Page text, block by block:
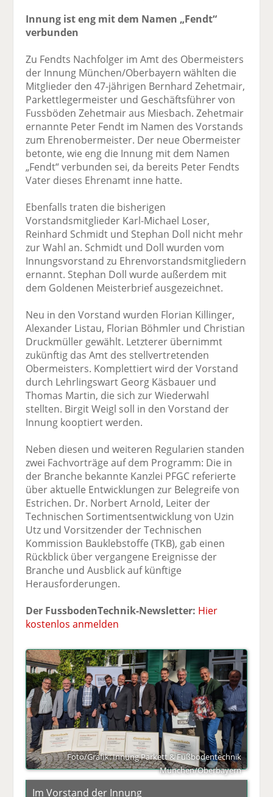
Innung ist eng mit dem Namen „Fendt“
verbunden
Zu Fendts Nachfolger im Amt des Obermeisters
der Innung München/Oberbayern wählten die
Mitglieder den 47-jährigen Bernhard Zehetmair,
Parkettlegermeister und Geschäftsführer von
Fussböden Zehetmair aus Miesbach. Zehetmair
ernannte Peter Fendt im Namen des Vorstands
zum Ehrenobermeister. Der neue Obermeister
betonte, wie eng die Innung mit dem Namen
„Fendt“ verbunden sei, da bereits Peter Fendts
Vater dieses Ehrenamt inne hatte.
Ebenfalls traten die bisherigen
Vorstandsmitglieder Karl-Michael Loser,
Reinhard Schmidt und Stephan Doll nicht mehr
zur Wahl an. Schmidt und Doll wurden vom
Innungsvorstand zu Ehrenvorstandsmitgliedern
ernannt. Stephan Doll wurde außerdem mit
dem Goldenen Meisterbrief ausgezeichnet.
Neu in den Vorstand wurden Florian Killinger,
Alexander Listau, Florian Böhmler und Christian
Druckmüller gewählt. Letzterer übernimmt
zukünftig das Amt des stellvertretenden
Obermeisters. Komplettiert wird der Vorstand
durch Lehrlingswart Georg Käsbauer und
Thomas Martin, die sich zur Wiederwahl
stellten. Birgit Weigl soll in den Vorstand der
Innung kooptiert werden.
Neben diesen und weiteren Regularien standen
zwei Fachvorträge auf dem Programm: Die in
der Branche bekannte Kanzlei PFGC referierte
über aktuelle Entwicklungen zur Belegreife von
Estrichen. Dr. Norbert Arnold, Leiter der
Technischen Sortimentsentwicklung von Uzin
Utz und Vorsitzender der Technischen
Kommission Bauklebstoffe (TKB), gab einen
Rückblick über vergangene Ereignisse der
Branche und Ausblick auf künftige
Herausforderungen.
Der FussbodenTechnik-Newsletter: Hier
kostenlos anmelden
Foto/Grafik: Innung Parkett & Fußbodentechnik
München/Oberbayern
Im Vorstand der Innung